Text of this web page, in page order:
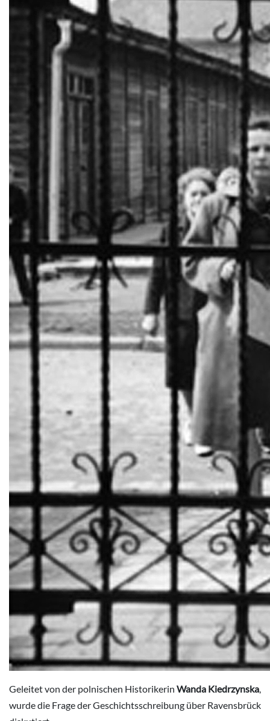
Geleitet von der polnischen Historikerin Wanda Kiedrzynska,
wurde die Frage der Geschichtsschreibung über Ravensbrück